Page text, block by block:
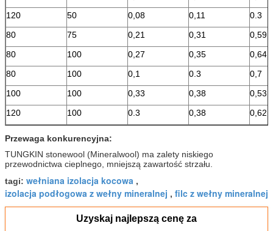
120
50 0,08 0,11
0.3
80
75 0,21 0,31
0,59
80
100 0,27 0,35
0,64
80
100 0,1 0.3
0,7
100
100 0,33 0,38
0,53
120
100 0.3 0,38 0,62
Przewaga konkurencyjna:
TUNGKIN stonewool (Mineralwool) ma zalety niskiego
przewodnictwa cieplnego, mniejszą zawartość strzału.
tagi: wełniana izolacja kocowa ,
izolacja podłogowa z wełny mineralnej , filc z wełny mineralnej
Uzyskaj najlepszą cenę za